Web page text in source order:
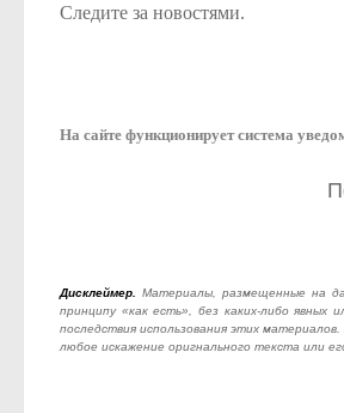
Следите за новостями.
На сайте функционирует система
Дисклеймер. Материалы, размещенные на
принципу «как есть», без каких-либо
последствия использования этих
любое искажение оригнального текста или